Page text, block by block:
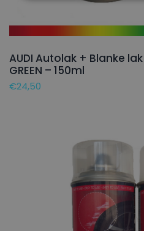
AUDI Autolak + Blanke
GREEN – 150ml
€24,50